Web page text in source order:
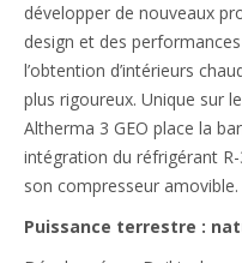
développer de nouveaux
design et des
l’obtention d’intérieurs
plus rigoureux. Unique sur
Altherma 3 GEO place la
intégration du réfrigérant
son compresseur amovible.
Puissance terrestre :